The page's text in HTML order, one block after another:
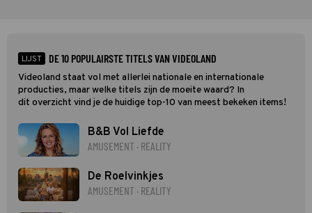
LIJST DE 10 POPULAIRSTE TITELS VAN VIDEOLAND
Videoland staat vol met allerlei nationale en internationale
producties, maar welke titels zijn de moeite waard? In
dit overzicht vind je de huidige top-10 van meest bekeken items!
B&B Vol Liefde
AMUSEMENT · REALITY
De Roelvinkjes
AMUSEMENT · REALITY